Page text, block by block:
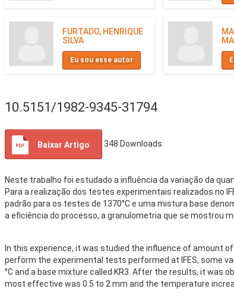
FURTADO, HENRIQUE
SILVA
Eu sou esse autor
10.5151/1982-9345-31794
Baixar Artigo
348 Downloads
Neste trabalho foi estudado a influência da variação da
Para a realização dos testes experimentais realizados no
padrão para os testes de 1370°C e uma mistura base
a eficiência do processo, a granulometria que se mostrou
In this experience, it was studied the influence of amount
perform the experimental tests performed at IFES, some
°C and a base mixture called KR3. After the results, it
most effective was 0.5 to 2 mm and the temperature